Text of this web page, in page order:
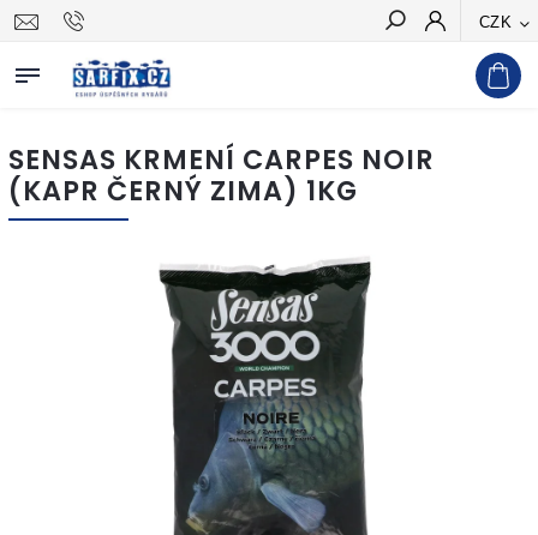
CZK
Hledat
SENSAS KRMENÍ CARPES NOIR
(KAPR ČERNÝ ZIMA) 1KG